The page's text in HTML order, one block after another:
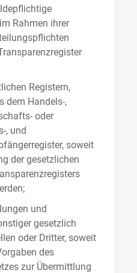
Rahmen ihrer
Registern,
dem Handels-,
oder
, und
soweit
der gesetzlichen
und
gesetzlich
oder Dritter, soweit
des
zur Übermittlung